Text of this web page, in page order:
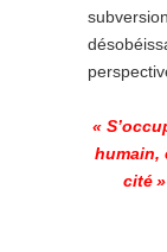
«
humain,
cité